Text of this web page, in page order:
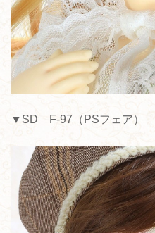
▼SD F-97（PSフェア）